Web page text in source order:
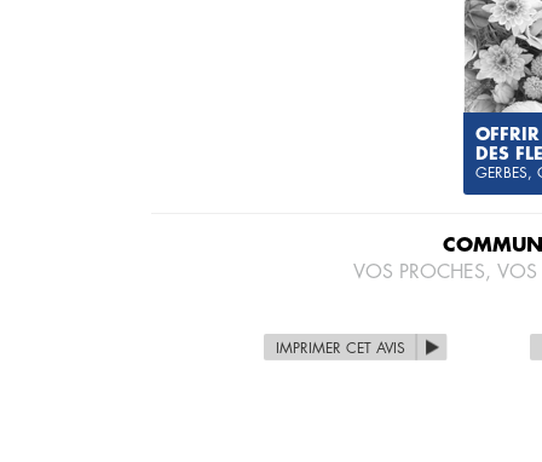
OFFRIR
DES
GERBES,
VOS PROCHES,
IMPRIMER CET AVIS